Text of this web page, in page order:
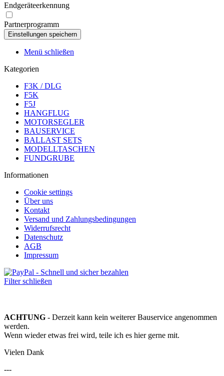
Endgeräteerkennung
Partnerprogramm
Menü schließen
Kategorien
F3K / DLG
F5K
F5J
HANGFLUG
MOTORSEGLER
BAUSERVICE
BALLAST SETS
MODELLTASCHEN
FUNDGRUBE
Informationen
Cookie settings
Über uns
Kontakt
Versand und Zahlungsbedingungen
Widerrufsrecht
Datenschutz
AGB
Impressum
Filter schließen
ACHTUNG - Derzeit kann kein weiterer Bauservice angenommen
werden.
Wenn wieder etwas frei wird, teile ich es hier gerne mit.
Vielen Dank
---